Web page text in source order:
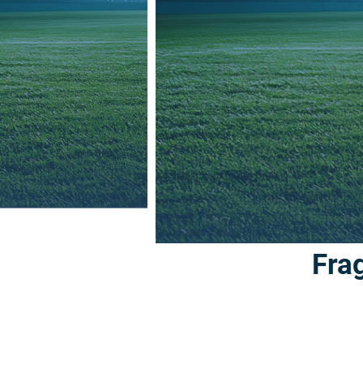
Dollat. Cum rest fuga. Et exerunt odi dolorum
tessequae parcia asim nem volorep udandeb
eicae ium faces explaut utecupta quid ut libus